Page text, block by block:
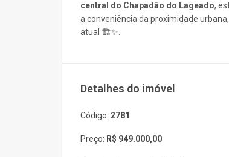
central do Chapadão do Lageado,
a conveniência da proximidade
atual 🏗️✨.
Detalhes do imóvel
Código: 2781
Preço: R$ 949.000,00